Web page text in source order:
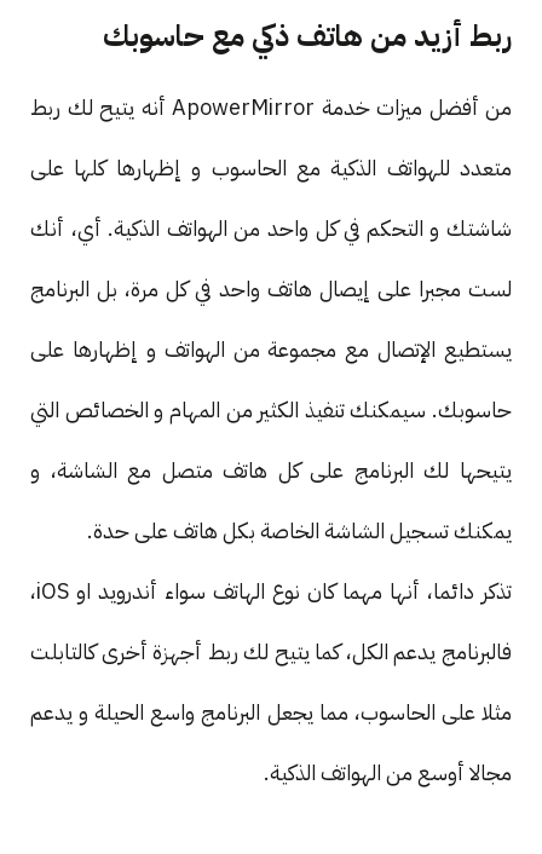
ربط أزيد من هاتف ذكي مع حاسوبك
من أفضل ميزات خدمة ApowerMirror أنه يتيح لك ربط
متعدد للهواتف الذكية مع الحاسوب و إظهارها كلها على
شاشتك و التحكم في كل واحد من الهواتف الذكية. أي، أنك
لست مجبرا على إيصال هاتف واحد في كل مرة، بل البرنامج
يستطيع الإتصال مع مجموعة من الهواتف و إظهارها على
حاسوبك. سيمكنك تنفيذ الكثير من المهام و الخصائص التي
يتيحها لك البرنامج على كل هاتف متصل مع الشاشة، و
يمكنك تسجيل الشاشة الخاصة بكل هاتف على حدة.
تذكر دائما، أنها مهما كان نوع الهاتف سواء أندرويد او iOS،
فالبرنامج يدعم الكل، كما يتيح لك ربط أجهزة أخرى كالتابلت
مثلا على الحاسوب، مما يجعل البرنامج واسع الحيلة و يدعم
مجالا أوسع من الهواتف الذكية.